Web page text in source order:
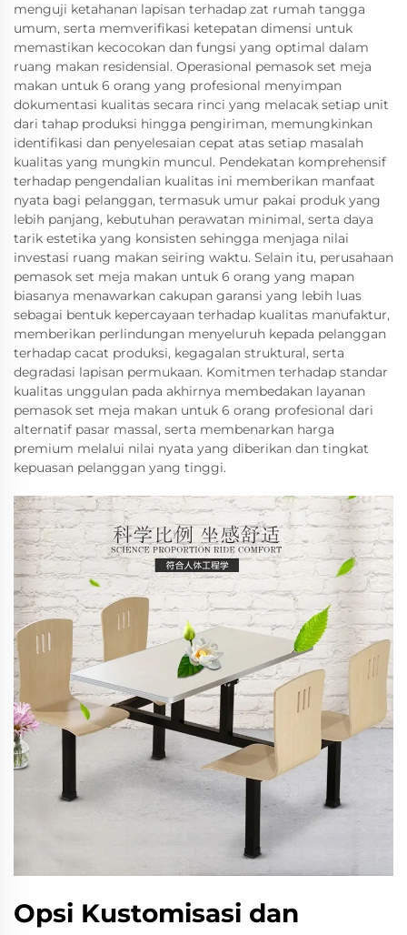
menguji ketahanan lapisan terhadap zat rumah tangga
umum, serta memverifikasi ketepatan dimensi untuk
memastikan kecocokan dan fungsi yang optimal dalam
ruang makan residensial. Operasional pemasok set meja
makan untuk 6 orang yang profesional menyimpan
dokumentasi kualitas secara rinci yang melacak setiap unit
dari tahap produksi hingga pengiriman, memungkinkan
identifikasi dan penyelesaian cepat atas setiap masalah
kualitas yang mungkin muncul. Pendekatan komprehensif
terhadap pengendalian kualitas ini memberikan manfaat
nyata bagi pelanggan, termasuk umur pakai produk yang
lebih panjang, kebutuhan perawatan minimal, serta daya
tarik estetika yang konsisten sehingga menjaga nilai
investasi ruang makan seiring waktu. Selain itu, perusahaan
pemasok set meja makan untuk 6 orang yang mapan
biasanya menawarkan cakupan garansi yang lebih luas
sebagai bentuk kepercayaan terhadap kualitas manufaktur,
memberikan perlindungan menyeluruh kepada pelanggan
terhadap cacat produksi, kegagalan struktural, serta
degradasi lapisan permukaan. Komitmen terhadap standar
kualitas unggulan pada akhirnya membedakan layanan
pemasok set meja makan untuk 6 orang profesional dari
alternatif pasar massal, serta membenarkan harga
premium melalui nilai nyata yang diberikan dan tingkat
kepuasan pelanggan yang tinggi.
Opsi Kustomisasi dan